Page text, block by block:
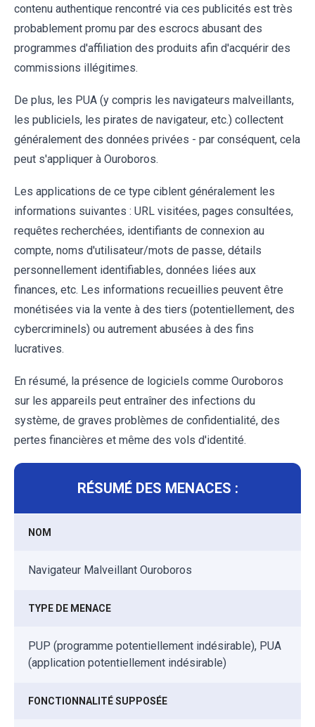
contenu authentique rencontré via ces publicités est très
probablement promu par des escrocs abusant des
programmes d'affiliation des produits afin d'acquérir des
commissions illégitimes.
De plus, les PUA (y compris les navigateurs malveillants,
les publiciels, les pirates de navigateur, etc.) collectent
généralement des données privées - par conséquent, cela
peut s'appliquer à Ouroboros.
Les applications de ce type ciblent généralement les
informations suivantes : URL visitées, pages consultées,
requêtes recherchées, identifiants de connexion au
compte, noms d'utilisateur/mots de passe, détails
personnellement identifiables, données liées aux
finances, etc. Les informations recueillies peuvent être
monétisées via la vente à des tiers (potentiellement, des
cybercriminels) ou autrement abusées à des fins
lucratives.
En résumé, la présence de logiciels comme Ouroboros
sur les appareils peut entraîner des infections du
système, de graves problèmes de confidentialité, des
pertes financières et même des vols d'identité.
RÉSUMÉ DES MENACES :
NOM
Navigateur Malveillant Ouroboros
TYPE DE MENACE
PUP (programme potentiellement indésirable), PUA
(application potentiellement indésirable)
FONCTIONNALITÉ SUPPOSÉE